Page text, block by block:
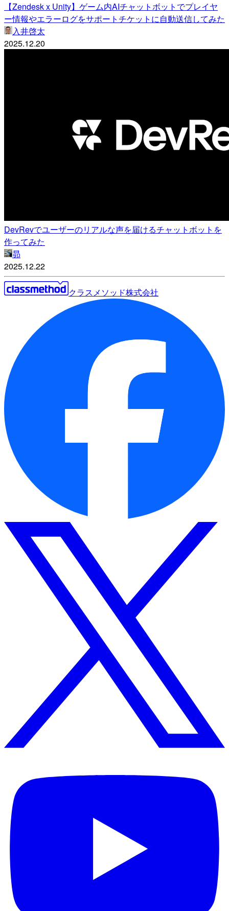
【Zendesk x Unity】ゲーム内AIチャットボットでプレイヤ
ー情報やエラーログをサポートチケットに自動送信してみた
入井啓太
2025.12.20
DevRevでユーザーのリアルな声を届けるチャットボットを
作ってみた
昴
2025.12.22
クラスメソッド株式会社